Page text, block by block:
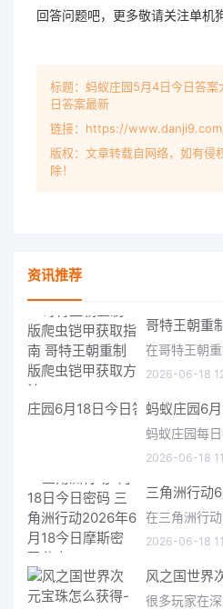
回答问题吧，更多敬请关注单机
标题：蚂蚁庄园5月4日今日答
日答案最新
链接：https://
版权：文章转载自网络，如有侵
除！
资讯推荐
在哥特王朝
2026-06-18
蚂蚁庄园6
蚂蚁庄园每
2026-06-18
在三角洲行
2026-06-18
很多玩家在